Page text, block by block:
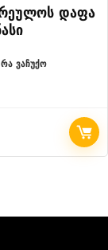
დაფა
რა ვაჩუქო